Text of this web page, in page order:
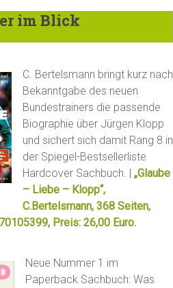
im Blick
C. Bertelsmann bringt kurz nach
Bekanntgabe des neuen
Bundestrainers die passende
Biographie über Jürgen Klopp
und sichert sich damit Rang 8 in
der Spiegel-Bestsellerliste
Hardcover Sachbuch. |„Glaube
– Liebe – Klopp“,
C.Bertelsmann, 368 Seiten,
Preis: 26,00 Euro.
Neue Nummer 1 im
Paperback Sachbuch: Was